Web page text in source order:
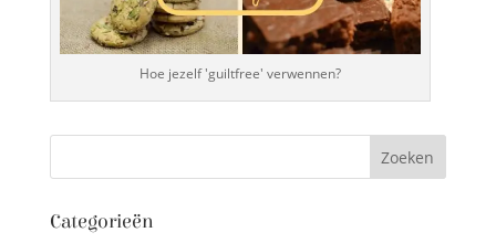
Hoe jezelf 'guiltfree' verwennen?
Categorieën